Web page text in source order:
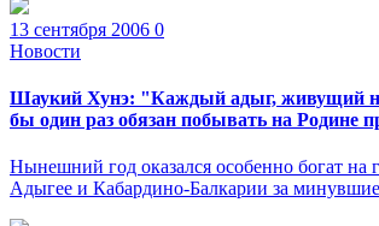
13 сентября 2006 0
Новости
Шаукий Хунэ: "Каждый адыг, живущий
бы один раз обязан побывать на Родине
Нынешний год оказался особенно богат на
Адыгее и Кабардино-Балкарии за